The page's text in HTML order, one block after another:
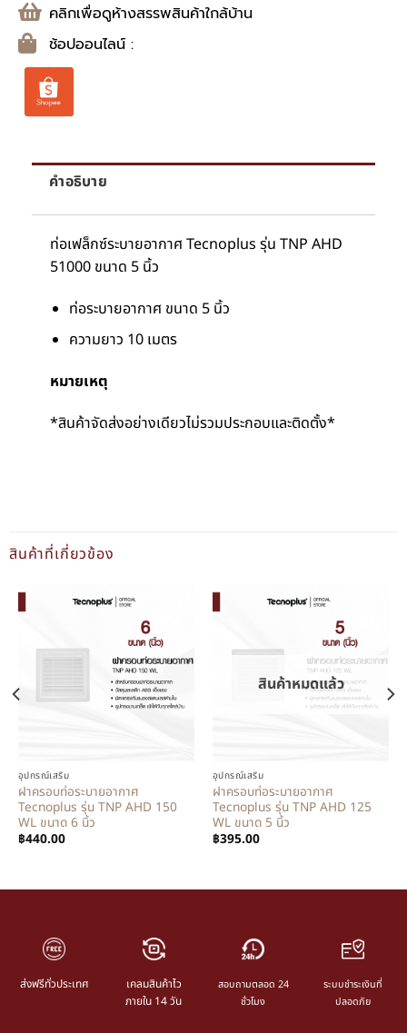
คลิกเพื่อดูห้างสรรพสินค้าใกล้บ้าน
ช้อปออนไลน์ :
คำอธิบาย
ท่อเฟล็กซ์ระบายอากาศ Tecnoplus รุ่น TNP AHD
51000 ขนาด 5 นิ้ว
ท่อระบายอากาศ ขนาด 5 นิ้ว
ความยาว 10 เมตร
หมายเหตุ
*สินค้าจัดส่งอย่างเดียวไม่รวมประกอบและติดตั้ง*
สินค้าที่เกี่ยวข้อง
อุปกรณ์เสริม
ฝาครอบท่อระบายอากาศ
Tecnoplus รุ่น TNP AHD 150
WL ขนาด 6 นิ้ว
฿440.00
สินค้าหมดแล้ว
อุปกรณ์เสริม
ฝาครอบท่อระบายอากาศ
Tecnoplus รุ่น TNP AHD 125
WL ขนาด 5 นิ้ว
฿395.00
ส่งฟรีทั่วประเทศ
เคลมสินค้าไว
ภายใน 14 วัน
สอบถามตลอด 24
ชั่วโมง
ระบบชำระเงินที่
ปลอดภัย